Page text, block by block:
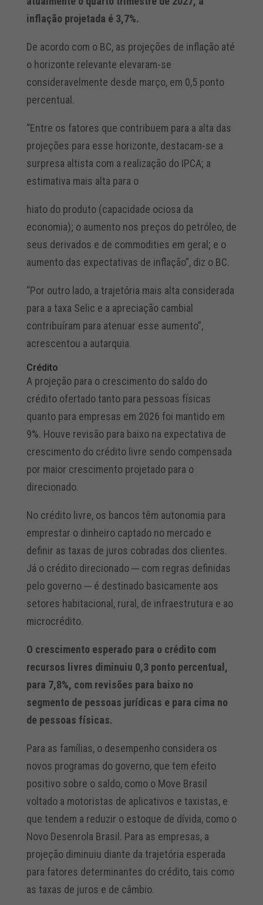
inflação projetada é 3,7%.
De acordo com o BC, as projeções de inflação até
o horizonte relevante elevaram-se
consideravelmente desde março, em 0,5 ponto
percentual.
“Entre os fatores que contribuem para a alta das
projeções para esse horizonte, destacam-se a
surpresa altista com a realização do IPCA; a
estimativa mais alta para o
hiato do produto (capacidade ociosa da
economia); o aumento nos preços do petróleo, de
seus derivados e de commodities em geral; e o
aumento das expectativas de inflação”, diz o BC.
“Por outro lado, a trajetória mais alta considerada
para a taxa Selic e a apreciação cambial
contribuíram para atenuar esse aumento”,
acrescentou a autarquia.
Crédito
A projeção para o crescimento do saldo do
crédito ofertado tanto para pessoas físicas
quanto para empresas em 2026 foi mantido em
9%. Houve revisão para baixo na expectativa de
crescimento do crédito livre sendo compensada
por maior crescimento projetado para o
direcionado.
No crédito livre, os bancos têm autonomia para
emprestar o dinheiro captado no mercado e
definir as taxas de juros cobradas dos clientes.
Já o crédito direcionado ─ com regras definidas
pelo governo ─ é destinado basicamente aos
setores habitacional, rural, de infraestrutura e ao
microcrédito.
O crescimento esperado para o crédito com
recursos livres diminuiu 0,3 ponto percentual,
para 7,8%, com revisões para baixo no
segmento de pessoas jurídicas e para cima no
de pessoas físicas.
Para as famílias, o desempenho considera os
novos programas do governo, que tem efeito
positivo sobre o saldo, como o Move Brasil
voltado a motoristas de aplicativos e taxistas, e
que tendem a reduzir o estoque de dívida, como o
Novo Desenrola Brasil. Para as empresas, a
projeção diminuiu diante da trajetória esperada
para fatores determinantes do crédito, tais como
as taxas de juros e de câmbio.